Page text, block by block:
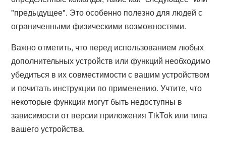
"предыдущее". Это особенно полезно для людей с
ограниченными физическими возможностями.
Важно отметить, что перед использованием любых
дополнительных устройств или функций необходимо
убедиться в их совместимости с вашим устройством
и почитать инструкции по применению. Учтите, что
некоторые функции могут быть недоступны в
зависимости от версии приложения TikTok или типа
вашего устройства.